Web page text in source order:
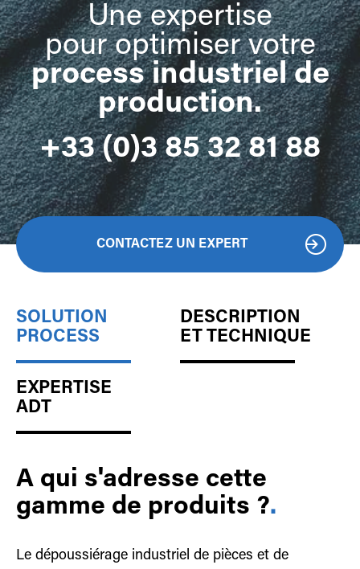
Une expertise
pour optimiser votre
process industriel de
production.
+33 (0)3 85 32 81 88
CONTACTEZ UN EXPERT
SOLUTION
PROCESS
DESCRIPTION
ET TECHNIQUE
EXPERTISE
ADT
A qui s'adresse cette
gamme de produits ?.
Le dépoussiérage industriel de pièces et de